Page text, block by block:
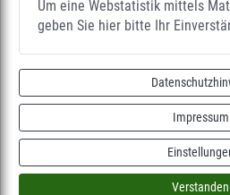
Um eine Webstatistik mittels
geben Sie hier bitte Ihr
Impressum
Verstanden
nach oben
Kontakt
Login